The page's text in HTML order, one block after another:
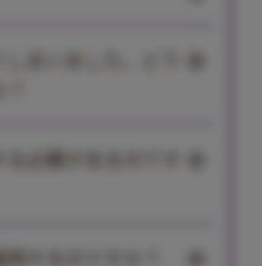
まいました。どう
必要があるのです
するのですか？